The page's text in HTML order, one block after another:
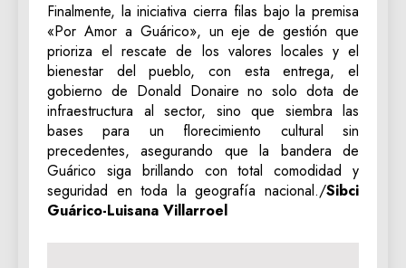
‎Finalmente, la iniciativa cierra filas bajo la premisa
«Por Amor a Guárico», un eje de gestión que
prioriza el rescate de los valores locales y el
bienestar del pueblo, con esta entrega, el
gobierno de Donald Donaire no solo dota de
infraestructura al sector, sino que siembra las
bases para un florecimiento cultural sin
precedentes, asegurando que la bandera de
Guárico siga brillando con total comodidad y
seguridad en toda la geografía nacional./Sibci
Guárico-Luisana Villarroel